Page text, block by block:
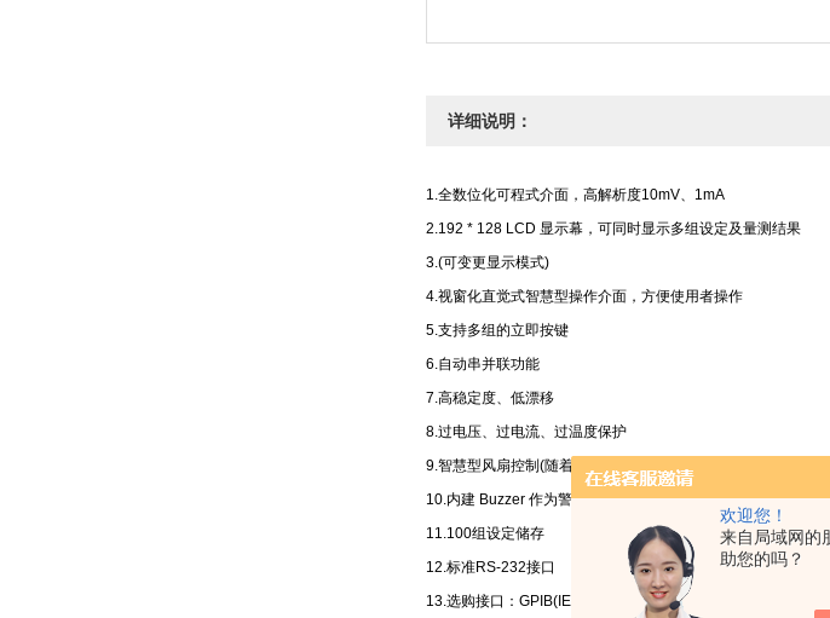
欢迎您！
来自局域网的
助您的吗？
详细说明：
1.全数位化可程式介面，高解析度10mV、1mA
2.192 * 128 LCD 显示幕，可同时显示多组设定及量测结果
3.(可变更显示模式)
4.视窗化直觉式智慧型操作介面，方便使用者操作
5.支持多组的立即按键
6.自动串并联功能
7.高稳定度、低漂移
8.过电压、过电流、过温度保护
9.智慧型风扇控制(随着输出功率变换)
10.内建 Buzzer 作为警告提示
11.100组设定储存
12.标准RS-232接口
13.选购接口：GPIB(IEEE 488.2)